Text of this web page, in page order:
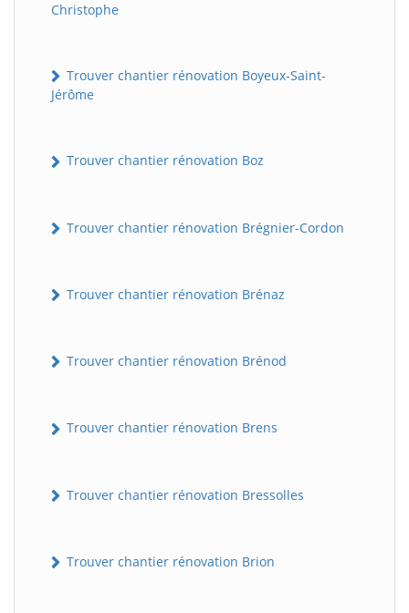
Christophe
Trouver chantier rénovation Boyeux-Saint-
Jérôme
Trouver chantier rénovation Boz
Trouver chantier rénovation Brégnier-Cordon
Trouver chantier rénovation Brénaz
Trouver chantier rénovation Brénod
Trouver chantier rénovation Brens
Trouver chantier rénovation Bressolles
Trouver chantier rénovation Brion